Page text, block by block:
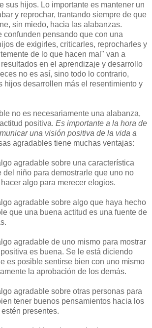
sus hijos. Lo importante es mantener un
y reprochar, trantando siempre de que
sin miedo, hacia las alabanzas.
confunden pensando que con una
de exigirles, criticarles, reprocharles y
de lo que hacen mal" van a
en el aprendizaje y desarrollo
no es así, sino todo lo contrario,
hijos desarrollen más el resentimiento y
no es necesariamente una alabanza,
positiva. Es importante a la hora de
una visión positiva de la vida a
agradables tiene muchas ventajas:
agradable sobre una característica
del niño para demostrarle que uno no
algo para merecer elogios.
agradable sobre algo que haya hecho
que una buena actitud es una fuente de
agradable de uno mismo para mostrar
es buena. Se le está diciendo
es posible sentirse bien con uno mismo
la aprobación de los demás.
agradable sobre otras personas para
tener buenos pensamientos hacia los
presentes.